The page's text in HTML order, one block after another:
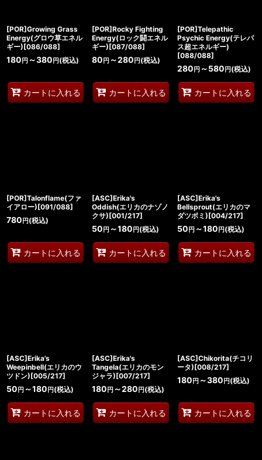
[POR]Growing Grass
Energy(グロウ草エネル
ギー)[086/088]
180 円 ～380 円 (税込)
カートに入れる
[POR]Rocky Fighting
Energy(ロック闘エネル
ギー)[087/088]
80 円～280 円(税込)
カートに入れる
[POR]Telepathic
Psychic Energy(テレパ
ス超エネルギー)
[088/088]
280 円～580 円(税込)
カートに入れる
[POR]Talonflame(ファ
イアロー)[091/088]
780 円 (税込)
カートに入れる
[ASC]Erika's
Oddish(エリカのナゾノ
クサ)[001/217]
50 円～180 円(税込)
カートに入れる
[ASC]Erika's
Bellsprout(エリカのマ
ダツボミ)[004/217]
50 円～180 円(税込)
カートに入れる
[ASC]Erika's
Weepinbell(エリカのウ
ツドン)[005/217]
50 円 ～180 円 (税込)
カートに入れる
[ASC]Erika's
Tangela(エリカのモン
ジャラ)[007/217]
180 円～280 円(税込)
カートに入れる
[ASC]Chikorita(チコリ
ータ)[008/217]
180 円～380 円(税込)
カートに入れる